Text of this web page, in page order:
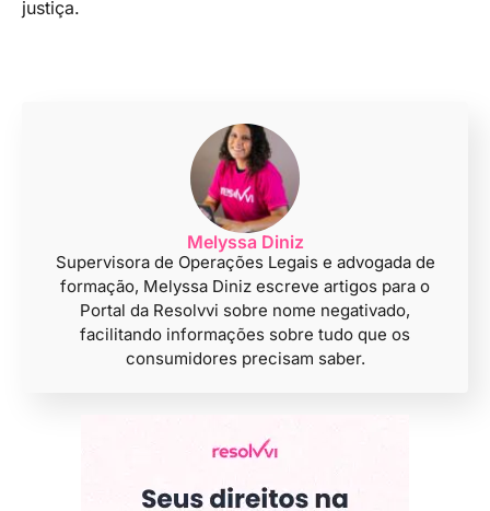
justiça.
Melyssa Diniz
Supervisora de Operações Legais e advogada de
formação, Melyssa Diniz escreve artigos para o
Portal da Resolvvi sobre nome negativado,
facilitando informações sobre tudo que os
consumidores precisam saber.